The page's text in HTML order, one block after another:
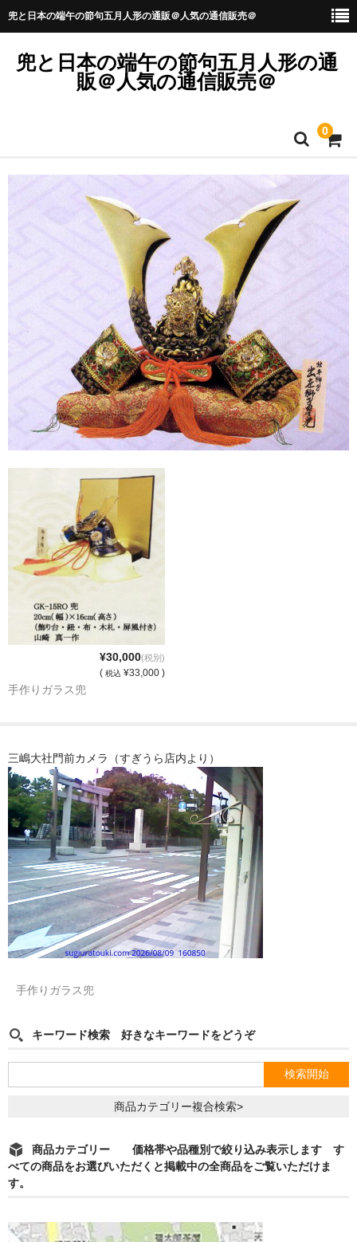
兜と日本の端午の節句五月人形の通販＠人気の通信販売＠
兜と日本の端午の節句五月人形の通
販＠人気の通信販売＠
0
お子様の名入れ木札無料サービス中！
商品のリクエスト・お問い合わせは？
商品の価格につきまして
商品掲載ページの見方とご注文方法について
当店の所在地
熨斗紙につきまして
訪問販売法に基づく表記
送料と納期と在庫につきまして
陶器のすぎうら営業時間
¥30,000(税別)
( 税込 ¥33,000 )
手作りガラス兜
三嶋大社門前カメラ（すぎうら店内より）
手作りガラス兜
キーワード検索 好きなキーワードをどうぞ
商品カテゴリー複合検索>
商品カテゴリー 価格帯や品種別で絞り込み表示します す
べての商品をお選びいただくと掲載中の全商品をご覧いただけま
す。